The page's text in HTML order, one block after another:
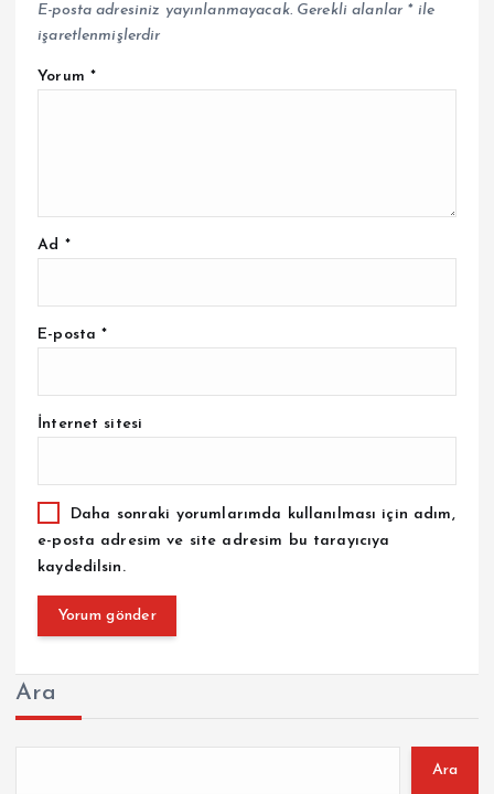
E-posta adresiniz yayınlanmayacak. Gerekli alanlar *ile
işaretlenmişlerdir
Yorum *
Ad *
E-posta*
İnternet sitesi
Daha sonraki yorumlarımda kullanılması için adım,
e-posta adresim ve site adresim bu tarayıcıya
kaydedilsin.
Ara
Ara